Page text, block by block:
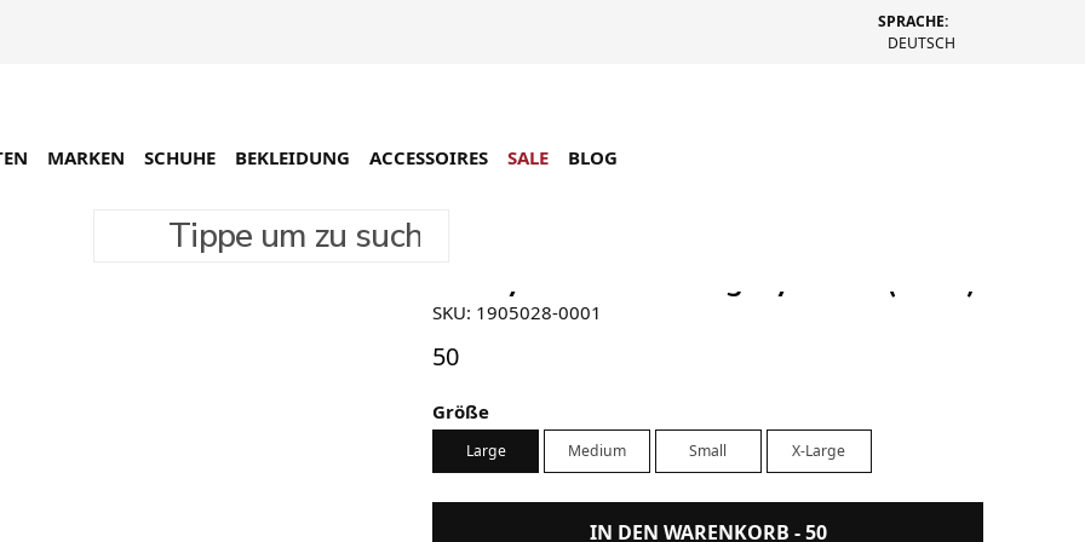
SPRACHE:
DEUTSCH
Tippe um zu suchen
MARKEN SCHUHE BEKLEIDUNG ACCESSOIRES SALE BLOG
Stüssy Built To Last Pig. Dyed Tee (Black)
SKU: 1905028-0001
50
Größe
Large Medium Small X-Large
IN DEN WARENKORB -50